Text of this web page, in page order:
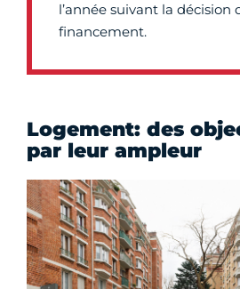
l’année suivant la décision
financement.
Logement: des
par leur ampleur